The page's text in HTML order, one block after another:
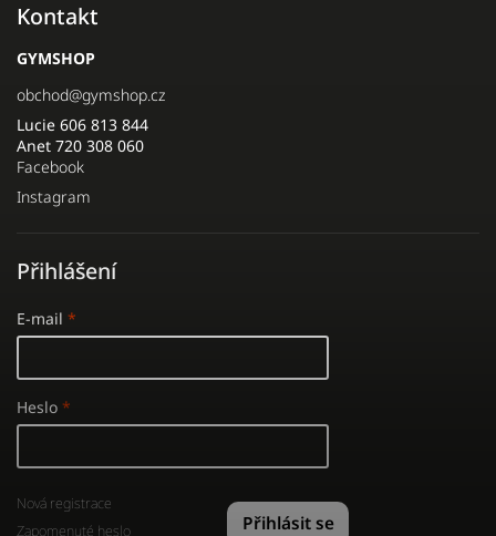
Kontakt
GYMSHOP
obchod@gymshop.cz
Lucie 606 813 844
Anet 720 308 060
Facebook
Instagram
Přihlášení
E-mail
Heslo
Přihlásit se
Nová registrace
Zapomenuté heslo